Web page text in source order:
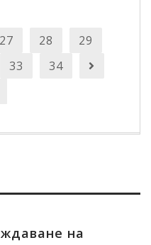
27 28
29
33 34
на